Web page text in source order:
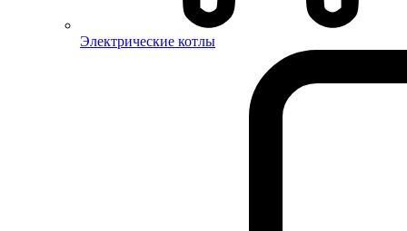
Электрические котлы